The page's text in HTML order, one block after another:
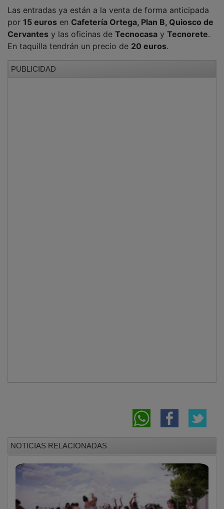
Las entradas ya están a la venta de forma anticipada
por 15 euros en Cafetería Ortega, Plan B, Quiosco de
Cervantes y las oficinas de Tecnocasa y Tecnorete.
En taquilla tendrán un precio de 20 euros.
PUBLICIDAD
NOTICIAS RELACIONADAS